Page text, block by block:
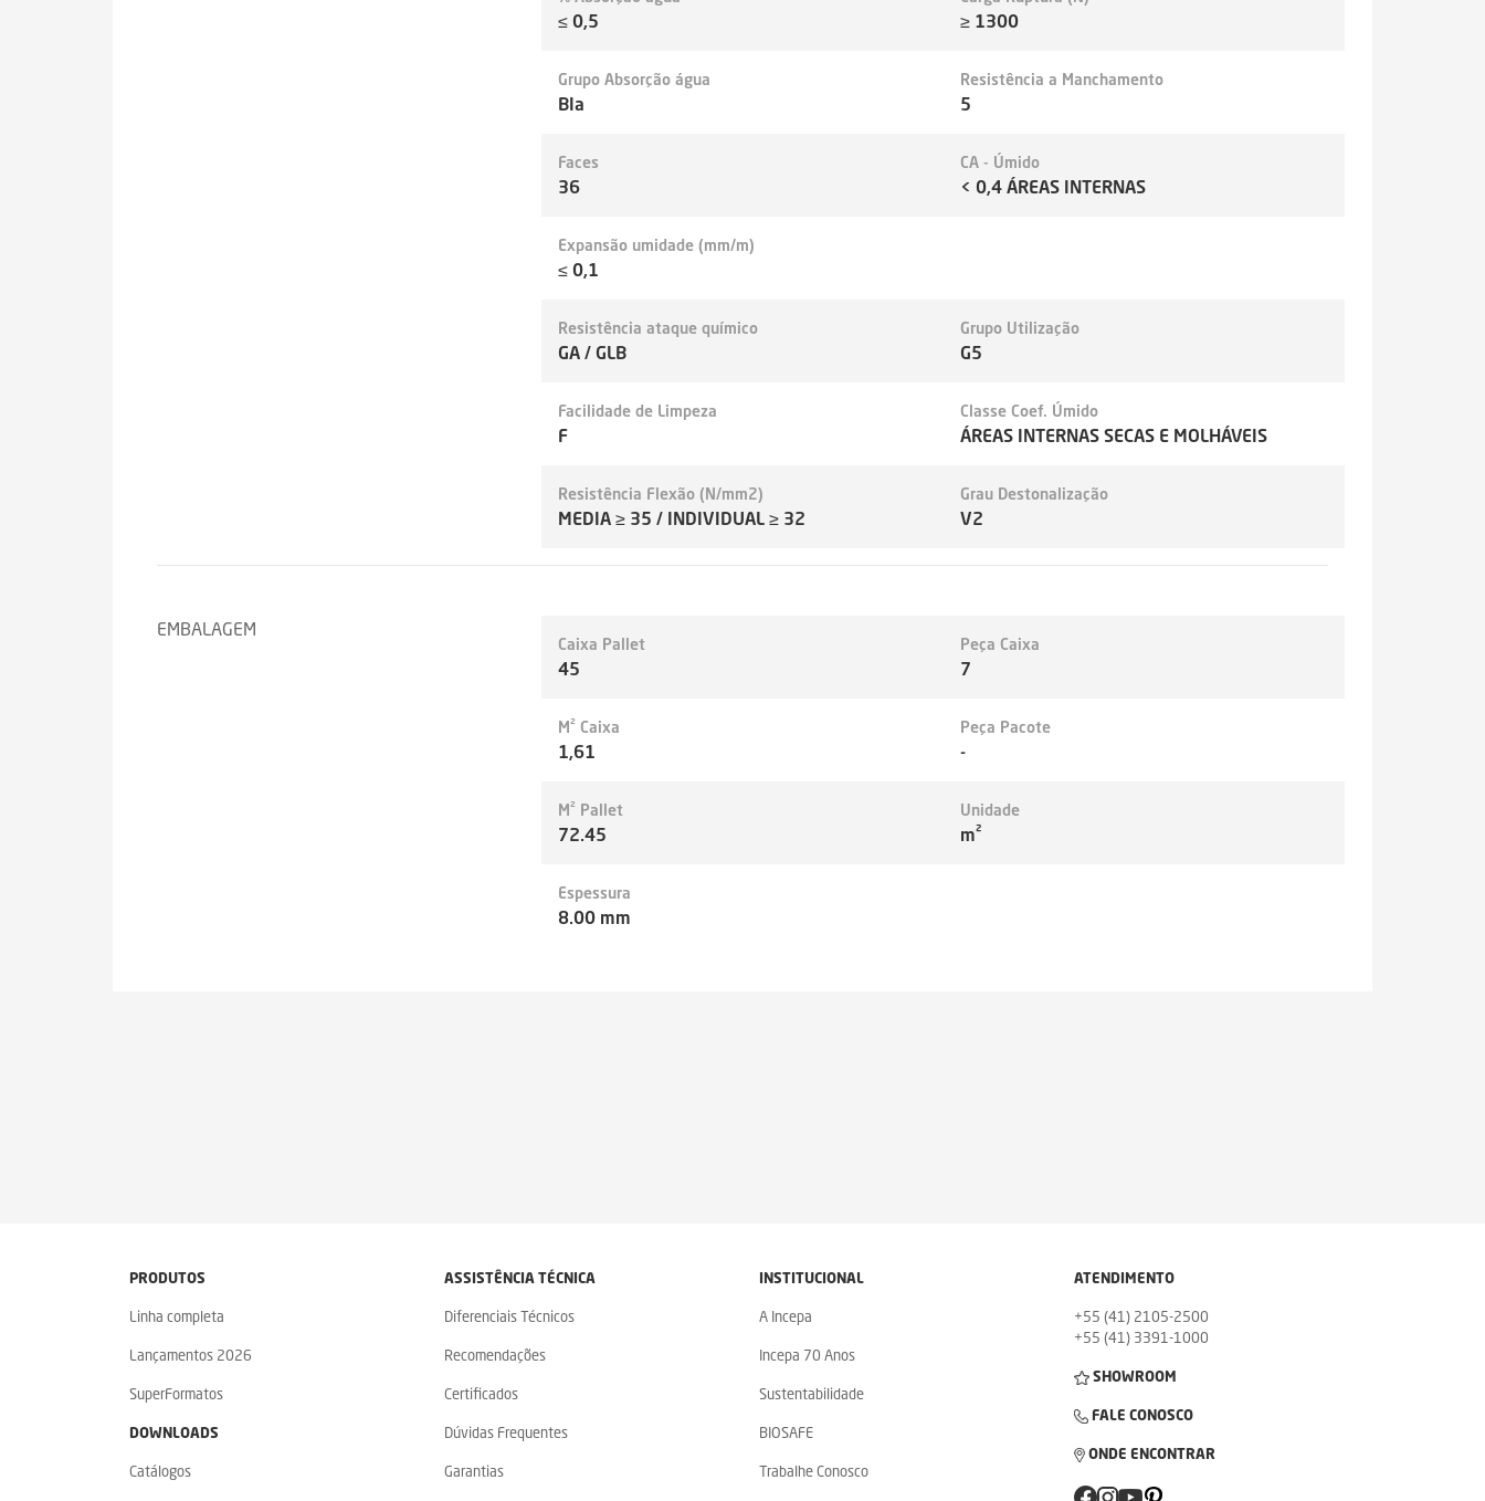
≤ 0,5 ≥ 1300
Grupo Absorção água
BIa
Resistência a Manchamento
5
Faces
36
CA - Úmido
< 0,4 ÁREAS INTERNAS
Expansão umidade (mm/m)
≤ 0,1
Resistência ataque químico
GA / GLB
Grupo Utilização
G5
Facilidade de Limpeza
F
Classe Coef. Úmido
ÁREAS INTERNAS SECAS E MOLHÁVEIS
Resistência Flexão (N/mm2)
MEDIA ≥ 35 / INDIVIDUAL ≥ 32
Grau Destonalização
V2
EMBALAGEM
Caixa Pallet
45
Peça Caixa
7
M² Caixa
1,61
Peça Pacote
-
M² Pallet
72.45
Unidade
m²
Espessura
8.00 mm
PRODUTOS
Linha completa
Lançamentos 2026
SuperFormatos
DOWNLOADS
Catálogos
ASSISTÊNCIA TÉCNICA
Diferenciais Técnicos
Recomendações
Certificados
Dúvidas Frequentes
Garantias
INSTITUCIONAL
A Incepa
Incepa 70 Anos
Sustentabilidade
BIOSAFE
Trabalhe Conosco
ATENDIMENTO
+55 (41) 2105-2500
+55 (41) 3391-1000
SHOWROOM
FALE CONOSCO
ONDE ENCONTRAR